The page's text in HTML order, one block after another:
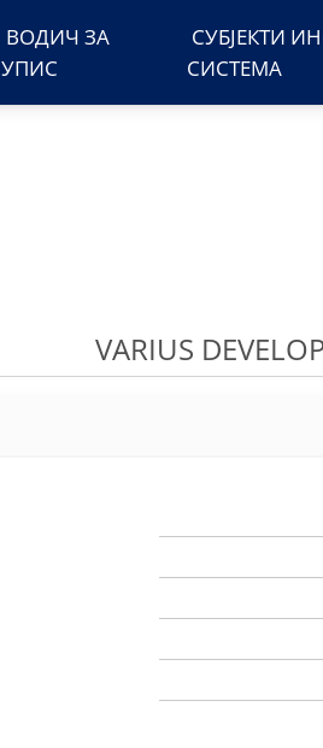
ВОДИЧ ЗА
УПИС
СУБЈЕКТИ
СИСТЕМА
VARIUS